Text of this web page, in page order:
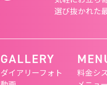
選び抜かれた
GALLERY
ダイアリーフォト
料金シ